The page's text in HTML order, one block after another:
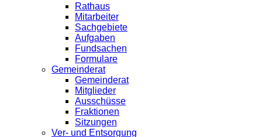
Rathaus
Mitarbeiter
Sachgebiete
Aufgaben
Fundsachen
Formulare
Gemeinderat
Gemeinderat
Mitglieder
Ausschüsse
Fraktionen
Sitzungen
Ver- und Entsorgung